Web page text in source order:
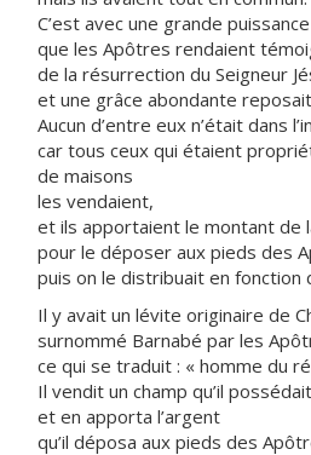
C’est avec une grande puissance
que les Apôtres rendaient
de la résurrection du Seigneur
et une grâce abondante
Aucun d’entre eux n’était dans
car tous ceux qui étaient
de maisons
les vendaient,
et ils apportaient le montant de
pour le déposer aux pieds des
puis on le distribuait en fonction
Il y avait un lévite originaire de
surnommé Barnabé par les
ce qui se traduit : « homme du
Il vendit un champ qu’il possédait
et en apporta l’argent
qu’il déposa aux pieds des